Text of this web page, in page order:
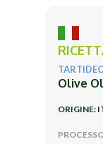
Olive
ORIGINE: